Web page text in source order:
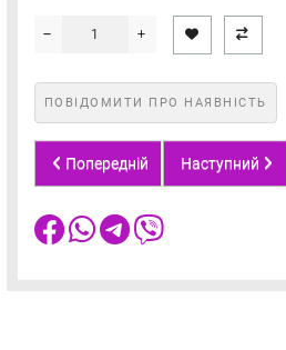
ПОВІДОМИТИ ПРО НАЯВНІСТЬ
Попередній Наступний